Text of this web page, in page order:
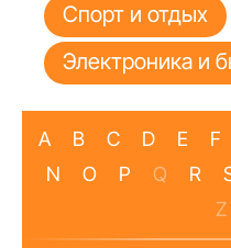
Спорт и отдых
Электроника и
A B C D E F
N
O P Q R
Z